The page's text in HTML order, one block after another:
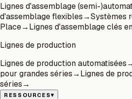
Lignes d'assemblage (semi-
d'assemblage flexibles→Systèmes
Place→Lignes d'assemblage clés
Lignes de production
Lignes de production automatisées
pour grandes séries→Lignes de
séries→
RESSOURCES▾